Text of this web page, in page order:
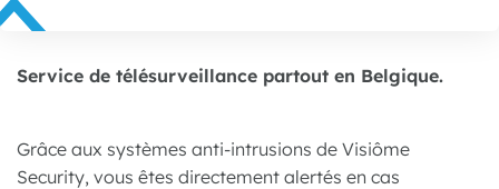
Service de télésurveillance partout en Belgique.
Grâce aux systèmes anti-intrusions de Visiôme
Security, vous êtes directement alertés en cas